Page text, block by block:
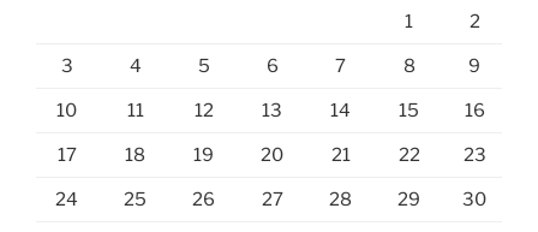
1 2
3 4 5 6 7 8 9
10 11 12 13 14 15 16
17 18 19 20 21 22 23
24 25 26 27 28 29 30